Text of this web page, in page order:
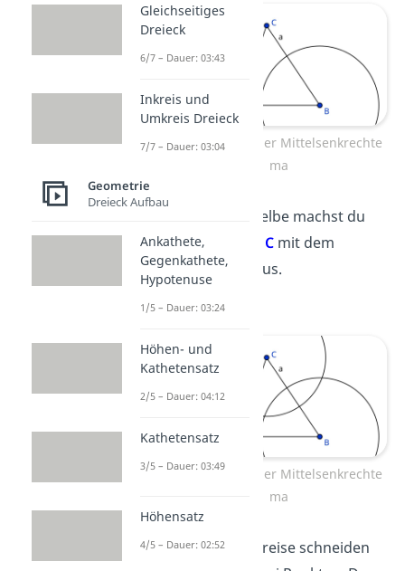
Konstruktion der Mittelsenkrechte
ma
: Dasselbe machst du
amEckpunkt C mit dem
gleichen Radius.
Konstruktion der Mittelsenkrechte
ma
Schritt: Die Kreise schneiden
Gleichseitiges
Dreieck
6/7 – Dauer: 03:43
Inkreis und
Umkreis Dreieck
7/7 – Dauer: 03:04
Geometrie
Dreieck Aufbau
Ankathete,
Gegenkathete,
Hypotenuse
1/5 – Dauer: 03:24
Höhen- und
Kathetensatz
2/5 – Dauer: 04:12
Kathetensatz
3/5 – Dauer: 03:49
Höhensatz
4/5 – Dauer: 02:52